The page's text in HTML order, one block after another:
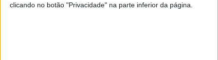
clicando no botão "Privacidade" na parte inferior da página.
Ela pode ser teimosa, mas sabe ouvir, conversar